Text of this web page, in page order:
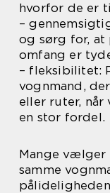
hvorfor de er
–
og sørg for, at
omfang er
– fleksibilitet:
vognmand,
eller ruter,
en stor fordel.
Mange vælger
samme